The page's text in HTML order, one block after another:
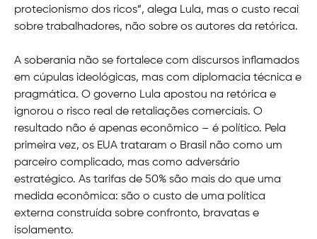
protecionismo dos ricos”, alega Lula, mas o custo recai
sobre trabalhadores, não sobre os autores da retórica.
A soberania não se fortalece com discursos inflamados
em cúpulas ideológicas, mas com diplomacia técnica e
pragmática. O governo Lula apostou na retórica e
ignorou o risco real de retaliações comerciais. O
resultado não é apenas econômico – é político. Pela
primeira vez, os EUA trataram o Brasil não como um
parceiro complicado, mas como adversário
estratégico. As tarifas de 50% são mais do que uma
medida econômica: são o custo de uma política
externa construída sobre confronto, bravatas e
isolamento.